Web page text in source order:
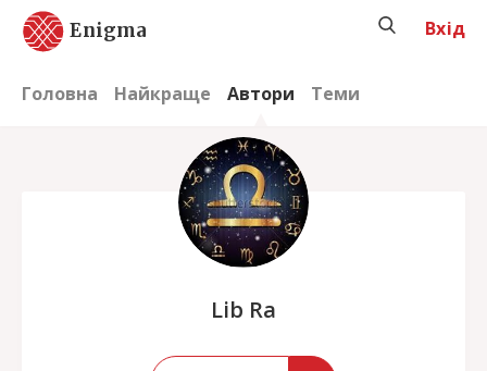
Enigma
Головна Найкраще Автори Теми
Вхід
Lib Ra